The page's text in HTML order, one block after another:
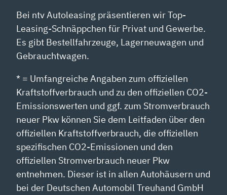
Bei ntv Autoleasing präsentieren wir Top-
Leasing-Schnäppchen für Privat und Gewerbe.
Es gibt Bestellfahrzeuge, Lagerneuwagen und
Gebrauchtwagen.
* = Umfangreiche Angaben zum offiziellen
Kraftstoffverbrauch und zu den offiziellen CO2-
Emissionswerten und ggf. zum Stromverbrauch
neuer Pkw können Sie dem Leitfaden über den
offiziellen Kraftstoffverbrauch, die offiziellen
spezifischen CO2-Emissionen und den
offiziellen Stromverbrauch neuer Pkw
entnehmen. Dieser ist in allen Autohäusern und
bei der Deutschen Automobil Treuhand GmbH